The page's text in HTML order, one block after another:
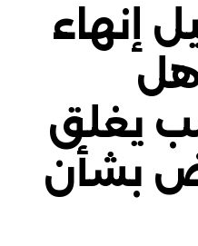
إنهاء
هل
يغلق
بشأن